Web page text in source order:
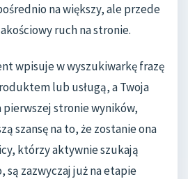
na większy, ale przede
ruch na stronie.
wpisuje w wyszukiwarkę frazę
lub usługą, a Twoja
pierwszej stronie wyników,
szansę na to, że zostanie ona
którzy aktywnie szukają
są zazwyczaj już na etapie